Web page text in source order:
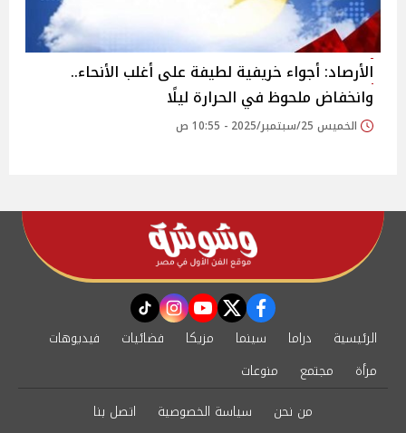
الأرصاد: أجواء خريفية لطيفة على أغلب الأنحاء..
وانخفاض ملحوظ في الحرارة ليلًا
الخميس 25/سبتمبر/2025 - 10:55 ص
facebook
twitter
youtube
instagram
tiktok
الرئيسية دراما سينما مزيكا فضائيات
فيديوهات
مرأة
مجتمع
منوعات
من نحن
سياسة الخصوصية اتصل بنا